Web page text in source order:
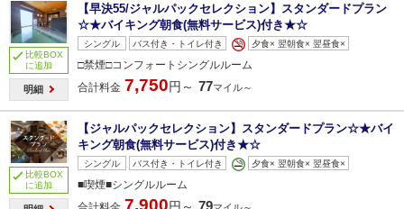
比較BOX
に追加
明細
【早決55/ジャルパックセレクション】スタンダードプラン
☆★バイキング朝食(無料サービス)付き★☆
シングル バス付き・トイレ付き 夕食× 翌朝食× 翌昼食×
□禁煙□コンフォートシングルルーム
合計料金 7,750円～ 77マイル～
比較BOX
に追加
【ジャルパックセレクション】スタンダードプラン☆★バイ
キング朝食(無料サービス)付き★☆
シングル バス付き・トイレ付き 夕食× 翌朝食× 翌昼食×
■喫煙■シングルルーム
7,900円～ 79マイル～